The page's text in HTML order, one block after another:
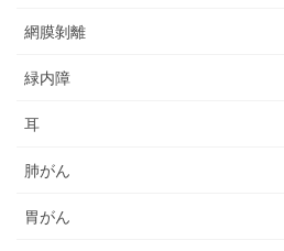
網膜剝離
緑内障
耳
肺がん
胃がん